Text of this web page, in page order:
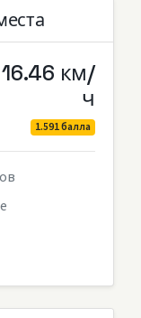
16.46 км/
ч
1.591 балла